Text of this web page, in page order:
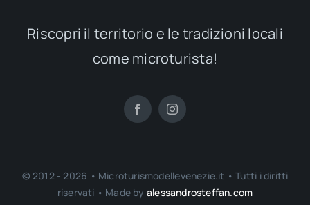
Riscopri il territorio e le tradizioni locali
come microturista!
© 2012 - 2026 • Microturismodellevenezie.it • Tutti i diritti
riservati • Made by alessandrosteffan.com